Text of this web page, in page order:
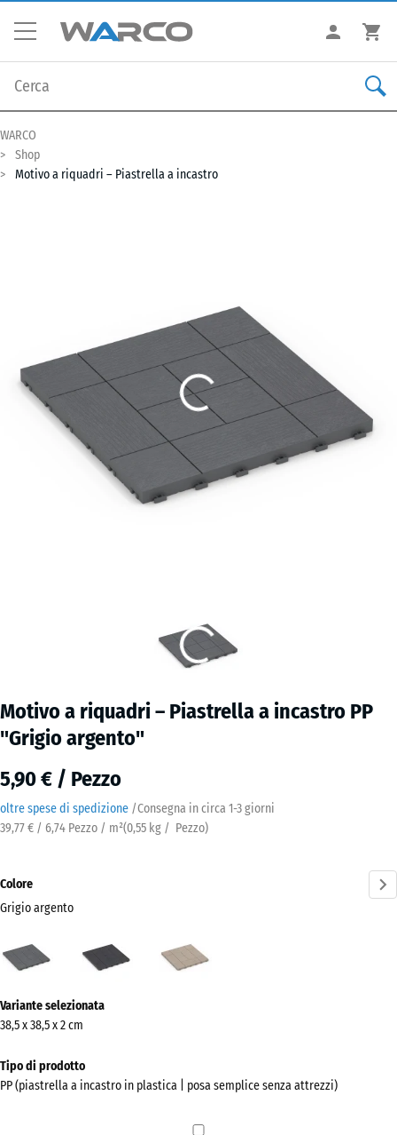
WARCO
Shop
Motivo a riquadri – Piastrella a incastro
Motivo a riquadri – Piastrella a incastro PP
"Grigio argento"
5,90 € / Pezzo
oltre spese di spedizione /Consegna in circa 1-3 giorni
39,77 € / 6,74 Pezzo / m²(0,55 kg / Pezzo)
Colore
Grigio argento
argento
informazioni
sui
colori?
Mostra
Variante selezionata
38,5 x 38,5 x 2 cm
Tipo di prodotto
PP (piastrella a incastro in plastica | posa semplice senza attrezzi)